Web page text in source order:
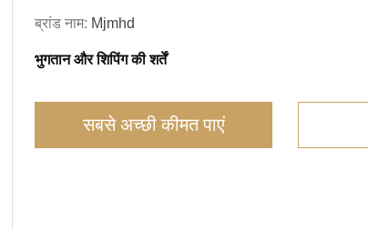
ब्रांड नाम: Mjmhd
भुगतान और शिपिंग की शर्तें
सबसे अच्छी कीमत पाएं